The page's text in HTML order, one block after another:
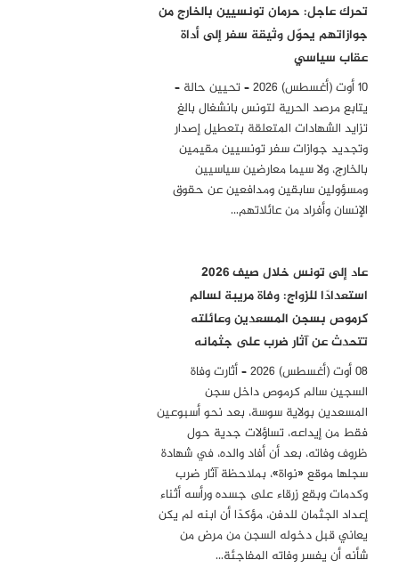
تحرك عاجل: حرمان تونسيين بالخارج من
جوازاتهم يحوّل وثيقة سفر إلى أداة
عقاب سياسي
10 أوت (أغسطس) 2026 – تحيين حالة –
يتابع مرصد الحرية لتونس بانشغال بالغ
تزايد الشهادات المتعلقة بتعطيل إصدار
وتجديد جوازات سفر تونسيين مقيمين
بالخارج، ولا سيما معارضين سياسيين
ومسؤولين سابقين ومدافعين عن حقوق
الإنسان وأفراد من عائلاتهم…
عاد إلى تونس خلال صيف 2026
استعدادًا للزواج: وفاة مريبة لسالم
كرموص بسجن المسعدين وعائلته
تتحدث عن آثار ضرب على جثمانه
08 أوت (أغسطس) 2026 – أثارت وفاة
السجين سالم كرموص داخل سجن
المسعدين بولاية سوسة، بعد نحو أسبوعين
فقط من إيداعه، تساؤلات جدية حول
ظروف وفاته، بعد أن أفاد والده، في شهادة
سجلها موقع «نواة»، بملاحظة آثار ضرب
وكدمات وبقع زرقاء على جسده ورأسه أثناء
إعداد الجثمان للدفن، مؤكدًا أن ابنه لم يكن
يعاني قبل دخوله السجن من مرض من
شأنه أن يفسر وفاته المفاجئة…